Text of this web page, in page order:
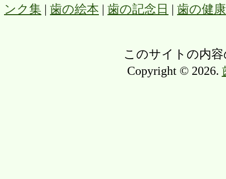
ンク集 | 歯の絵本 | 歯の記念日 | 歯の健
このサイトの内
Copyright © 2026.